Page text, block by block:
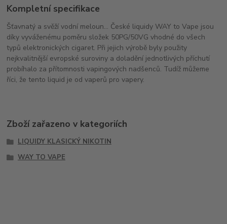
Kompletní specifikace
Šťavnatý a svěží vodní meloun... České liquidy WAY to Vape jsou
díky vyváženému poměru složek 50PG/50VG vhodné do všech
typů elektronických cigaret. Při jejich výrobě byly použity
nejkvalitnější evropské suroviny a doladění jednotlivých příchutí
probíhalo za přítomnosti vapingových nadšenců. Tudíž můžeme
říci, že tento liquid je od vaperů pro vapery.
Zboží zařazeno v kategoriích
LIQUIDY KLASICKÝ NIKOTIN
WAY TO VAPE